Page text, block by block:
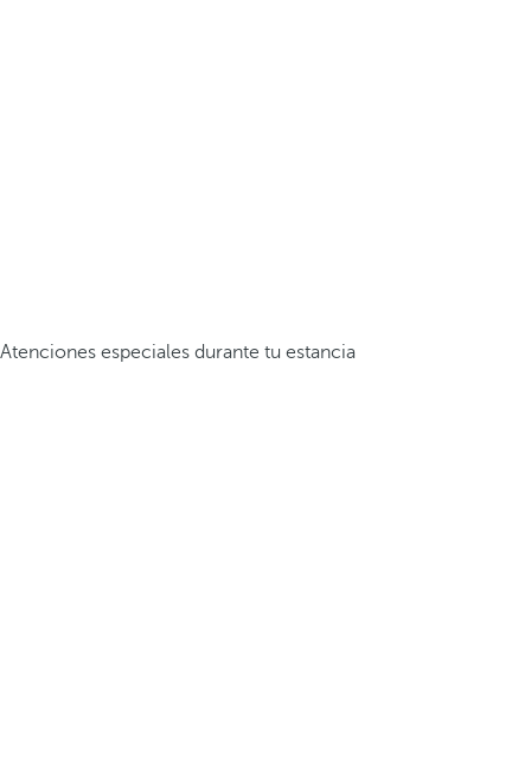
Atenciones especiales durante tu estancia